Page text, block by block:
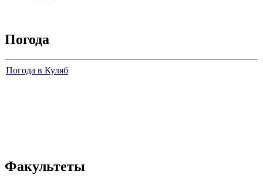
Погода
Погода в Куляб
Факультеты